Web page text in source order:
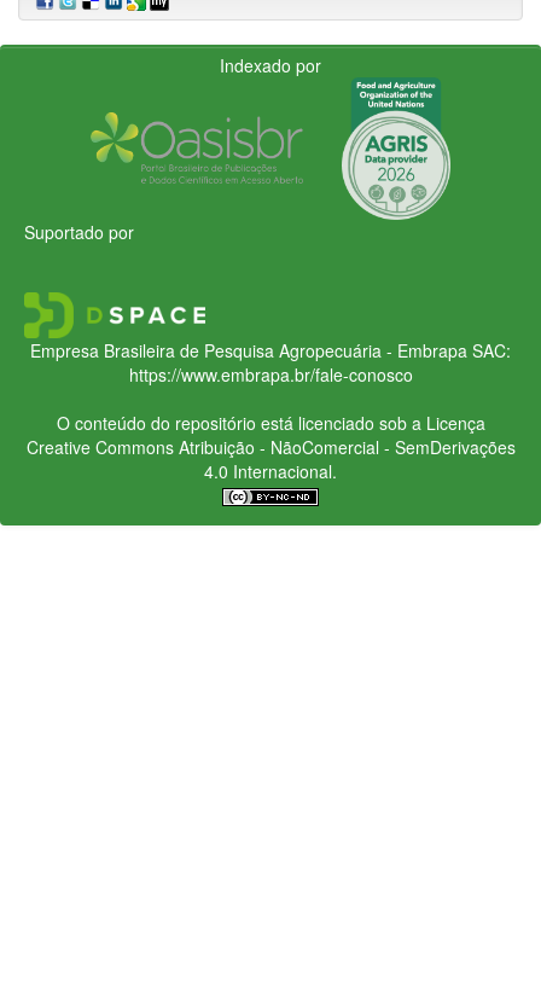
Indexado por
Suportado por
Empresa Brasileira de Pesquisa Agropecuária - Embrapa SAC:
https://www.embrapa.br/fale-conosco
O conteúdo do repositório está licenciado sob a Licença
Creative CommonsAtribuição - NãoComercial - SemDerivações
4.0 Internacional.